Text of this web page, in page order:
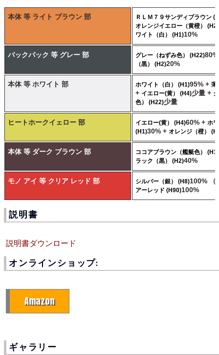
本体 等 ライト ブラウン 部
ＲＬＭ７９サンディブラウン
オレンジイエロー（黄橙）
ワイト（白） (H1)10%
バックパック 等 グレー 部 グレー（ねずみ色） (H22)
（黒） (H2)20%
本体 等 ホワイト 部 ホワイト（白） (H1)95% + 薄
+ イエロー(黄） (H4)少量 +
色） (H22)少量
ヒートホークイェロー 部 イエロー(黄） (H4)60% + ホ
(H1)30% + オレンジ（橙）
本体 等 ダーク ブラウン 部
ココアブラウン（艦艇色）
ラック（黒） (H2)40%
モノ アイ 等 クリア レッド 部 シルバー（銀） (H8)100% （
アーレッド (H90)100%
説明書
説明書ダウンロード
オンラインショップ:
Amazon
ギャラリー